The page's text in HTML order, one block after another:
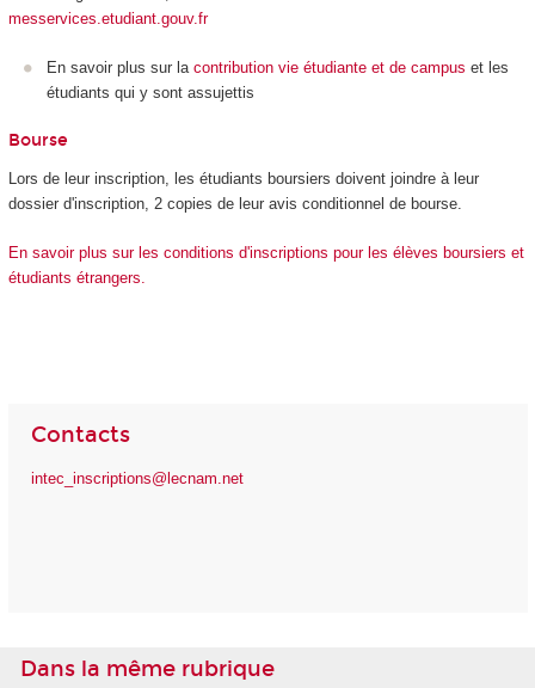
messervices.etudiant.gouv.fr
En savoir plus sur la contribution vie étudiante et de campus et les
étudiants qui y sont assujettis
Bourse
Lors de leur inscription, les étudiants boursiers doivent joindre à leur
dossier d'inscription, 2 copies de leur avis conditionnel de bourse.
En savoir plus sur les conditions d'inscriptions pour les élèves boursiers et
étudiants étrangers.
Contacts
intec_inscriptions@lecnam.net
Dans la même rubrique